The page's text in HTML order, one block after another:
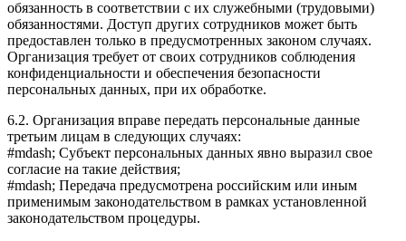
обязанность в соответствии с их служебными (трудовыми)
обязанностями. Доступ других сотрудников может быть
предоставлен только в предусмотренных законом случаях.
Организация требует от своих сотрудников соблюдения
конфиденциальности и обеспечения безопасности
персональных данных, при их обработке.
6.2. Организация вправе передать персональные данные
третьим лицам в следующих случаях:
#mdash; Субъект персональных данных явно выразил свое
согласие на такие действия;
#mdash; Передача предусмотрена российским или иным
применимым законодательством в рамках установленной
законодательством процедуры.